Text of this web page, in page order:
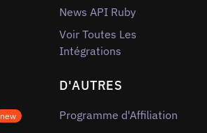
News API Ruby
Voir Toutes Les
Intégrations
new
D'AUTRES
Programme d'Affiliation